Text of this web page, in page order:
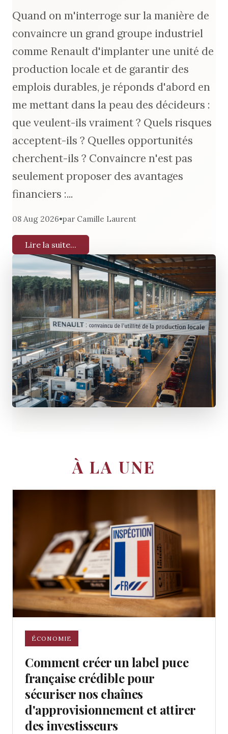
Quand on m'interroge sur la manière de
convaincre un grand groupe industriel
comme Renault d'implanter une unité de
production locale et de garantir des
emplois durables, je réponds d'abord en
me mettant dans la peau des décideurs :
que veulent-ils vraiment ? Quels risques
acceptent-ils ? Quelles opportunités
cherchent-ils ? Convaincre n'est pas
seulement proposer des avantages
financiers :...
08 Aug 2026•par Camille Laurent
Lire la suite...
À LA UNE
ÉCONOMIE
Comment créer un label puce
française crédible pour
sécuriser nos chaînes
d'approvisionnement et attirer
des investisseurs